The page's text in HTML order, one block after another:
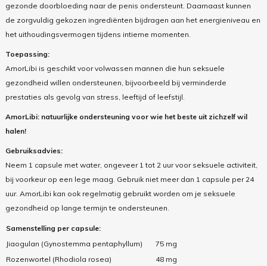
gezonde doorbloeding naar de penis ondersteunt. Daarnaast kunnen
de zorgvuldig gekozen ingrediënten bijdragen aan het energieniveau en
het uithoudingsvermogen tijdens intieme momenten.
Toepassing:
AmorLibi is geschikt voor volwassen mannen die hun seksuele
gezondheid willen ondersteunen, bijvoorbeeld bij verminderde
prestaties als gevolg van stress, leeftijd of leefstijl.
AmorLibi: natuurlijke ondersteuning voor wie het beste uit zichzelf wil
halen!
Gebruiksadvies:
Neem 1 capsule met water, ongeveer 1 tot 2 uur voor seksuele activiteit,
bij voorkeur op een lege maag. Gebruik niet meer dan 1 capsule per 24
uur. AmorLibi kan ook regelmatig gebruikt worden om je seksuele
gezondheid op lange termijn te ondersteunen.
Samenstelling per capsule:
Jiaogulan (Gynostemma pentaphyllum)
75 mg
Rozenwortel (Rhodiola rosea)
48 mg